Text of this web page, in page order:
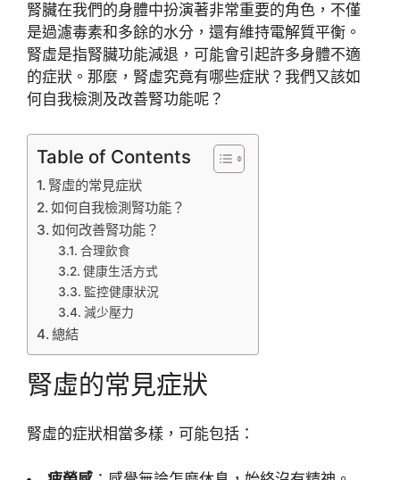
腎臟在我們的身體中扮演著非常重要的角色，不僅
是過濾毒素和多餘的水分，還有維持電解質平衡。
腎虛是指腎臟功能減退，可能會引起許多身體不適
的症狀。那麼，腎虛究竟有哪些症狀？我們又該如
何自我檢測及改善腎功能呢？
Table of Contents
腎虛的常見症狀
如何自我檢測腎功能？
如何改善腎功能？
合理飲食
健康生活方式
監控健康狀況
減少壓力
總結
腎虛的常見症狀
腎虛的症狀相當多樣，可能包括：